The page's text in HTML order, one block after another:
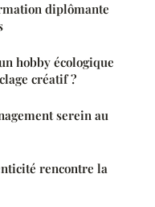
diplômante
hobby écologique
créatif ?
serein au
rencontre la